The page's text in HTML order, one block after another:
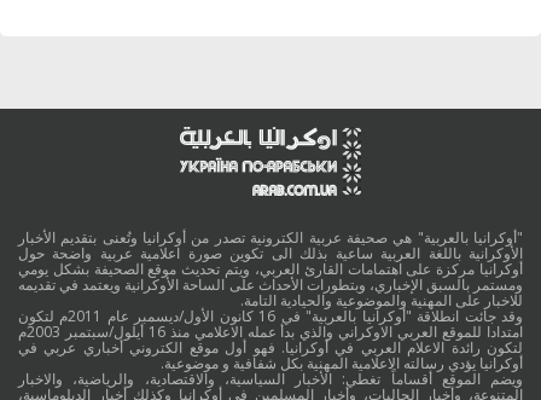
"أوكرانيا بالعربية" هي صحيفة عربية الكترونية تصدر من أوكرانيا وتُعنى بتقديم الأخبار
الأوكرانية باللغة العربية ساعية بذلك الى تكوين صورة اعلامية عربية واضحة حول
أوكرانيا مركزة على اهتمامات القارئ العربي، ويتم تحديث موقع الصحيفة بشكل يومي
ومستمر بالسبق الإخباري، وبتطورات الأحداث على الساحة الأوكرانية ويعتمد في تقديمه
للاخبار على المهنية والموضوعية والحيادية التامة.
وقد جائت انطلاقة "أوكرانيا بالعربية" في 16 كانون الأول/ديسمبر عام 2011م لتكون
امتدادا للموقع العربي الاوكراني والذي بدأ عمله الاعلامي منذ 16 أيلول/سبتمبر 2003م
لتكون رائدة الاعلام العربي في أوكرانيا. فهو أول موقع الكتروني أخباري عربي في
أوكرانيا يؤدي رسالته الاعلامية المهنية بكل شفافية و موضوعية.
ويضم الموقع أقساماً تغطي: الأخبار السياسية، والاقتصادية، والرياضية، والاخبار
المتنوعة، وأخبار الجاليات، وأخبار المسلمين في أوكرانيا وكذلك أخبار الدبلوماسية،